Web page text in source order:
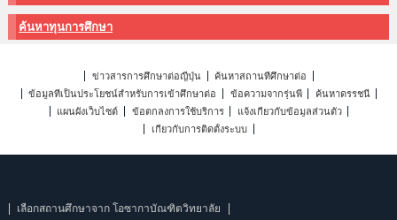
ค้นหาทุนการศึกษา
ข่าวสารการศึกษาต่อญี่ปุ่น
ค้นหาสถานที่ศึกษาต่อ
ข้อมูลที่เป็นประโยชน์สำหรับการเข้าศึกษาต่อ
ข้อความจากรุ่นพี่
ค้นหาดรรชนี
แผนผังเว็บไซต์
ข้อตกลงการใช้บริการ
แจ้งเกี่ยวกับข้อมูลส่วนตัว
เกี่ยวกับการติดตั้งระบบ
เลือกสถานศึกษาจาก โอซากาบัณฑิตวิทยาลัย